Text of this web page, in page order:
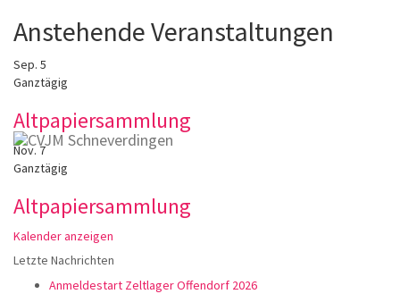
Anstehende Veranstaltungen
Sep. 5
Ganztägig
Altpapiersammlung
Nov.7
Ganztägig
Altpapiersammlung
Kalender anzeigen
Letzte Nachrichten
Anmeldestart Zeltlager Offendorf 2026